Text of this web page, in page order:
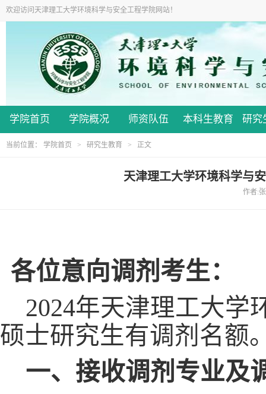
欢迎访问天津理工大学环境科学与安全工程学院网站！
学院首页 学院概况 师资队伍 本科生教育 研究
当前位置： 学院首页 > 研究生教育 > 正文
天津理工大学环境科学与
作者:
各位意向调剂考生：
2024年天津理工大学
硕士研究生有调剂名额
一、接收调剂专业及